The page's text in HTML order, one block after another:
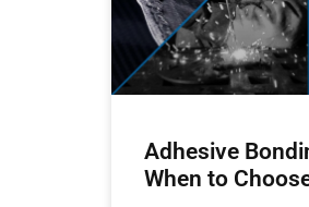
Adhesive
When to